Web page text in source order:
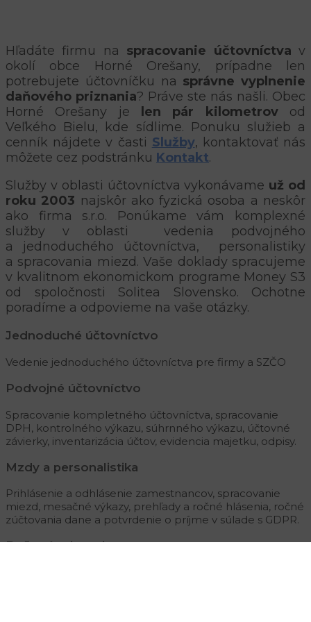
Hľadáte firmu na spracovanie účtovníctvav
okolí obce Horné Orešany, prípadne len
potrebujete účtovníčku na správne vyplnenie
daňového priznania? Práve ste nás našli. Obec
Horné Orešany je
len pár kilometrovod
Veľkého Bielu, kde sídlime. Ponuku služieb a
cenník nájdete v časti Služby, kontaktovať nás
môžete cez podstránku Kontakt.
Služby v oblasti účtovníctva vykonávame už od
roku 2003 najskôr ako fyzická osoba a neskôr
ako firma s.r.o. Ponúkame vám komplexné
služby v oblasti vedenia podvojného
a jednoduchého účtovníctva, personalistiky
a spracovania miezd. Vaše doklady spracujeme
v kvalitnom ekonomickom programe Money S3
od spoločnosti Solitea Slovensko. Ochotne
poradíme a odpovieme na vaše otázky.
Jednoduché účtovníctvo
Vedenie jednoduchého účtovníctva pre firmy a SZČO
Podvojné účtovníctvo
Spracovanie kompletného účtovníctva, spracovanie
DPH, kontrolného výkazu, súhrnného výkazu, účtovné
závierky, inventarizácia účtov, evidencia majetku, odpisy.
Mzdy a personalistika
Prihlásenie a odhlásenie zamestnancov, spracovanie
miezd, mesačné výkazy, prehľady a ročné hlásenia, ročné
zúčtovania dane a potvrdenie o príjme v súlade s GDPR.
Daňové priznanie